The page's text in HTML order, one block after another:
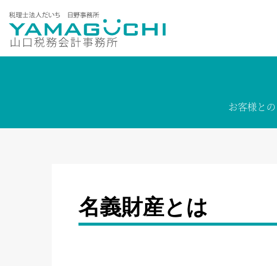
お客様との
名義財産とは